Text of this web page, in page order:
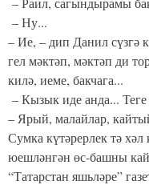
– Ну...
– Ие, – дип Данил сүзгә
гел мәктәп, мәктәп ди
килә, иеме, бакчага...
– Кызык иде анда...
– Ярый, малайлар,
Сумка күтәрерлек тә
юешләнгән өс-башны
“Татарстан яшьләре”